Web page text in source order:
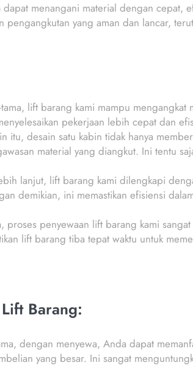
menangani material dengan cepat,
pengangkutan yang aman dan lancar,
tama, lift barang kami mampu
pekerjaan lebih cepat dan
itu, desain satu kabin tidak hanya
material yang diangkut. Ini tentu
lanjut, lift barang kami dilengkapi
demikian, ini memastikan efisiensi
proses penyewaan lift barang kami
lift barang tiba tepat waktu untuk
Barang:
dengan menyewa, Anda dapat
yang besar. Ini sangat